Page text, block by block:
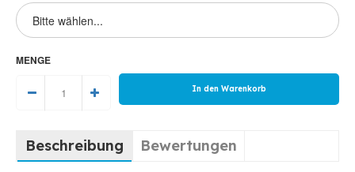
MENGE
Beschreibung Bewertungen